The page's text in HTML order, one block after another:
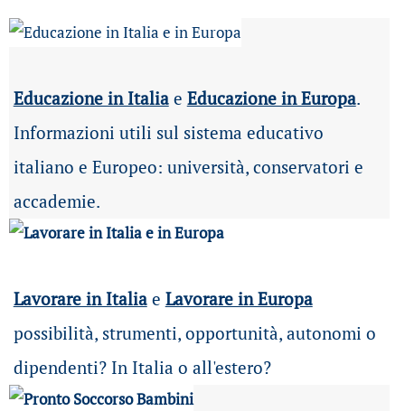
Educazione in Italiae Educazione in Europa.
Informazioni utili sul sistema educativo
italiano e Europeo: università, conservatori e
accademie.
Lavorare in Italia e Lavorare in Europa
possibilità, strumenti, opportunità, autonomi o
dipendenti? In Italia o all'estero?